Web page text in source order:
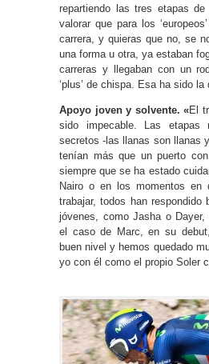
repartiendo las tres etapas
valorar que para los
carrera, y quieras que no, se
una forma u otra, ya estaban
carreras y llegaban con un
‘plus’ de chispa. Esa ha sido la
Apoyo joven y solvente. «El
sido impecable. Las etapas
secretos -las llanas son llanas
tenían más que un puerto
siempre que se ha estado
Nairo o en los momentos en
trabajar, todos han respondido
jóvenes, como Jasha o
el caso de Marc, en su
buen nivel y hemos quedado
yo con él como el propio Soler